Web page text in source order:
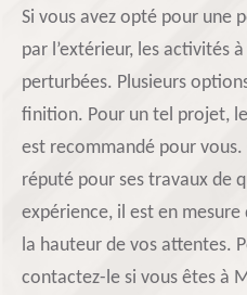
Si vous avez opté pour une
par l’extérieur, les activités
perturbées. Plusieurs
finition. Pour un tel projet,
est recommandé pour vous.
réputé pour ses travaux de
expérience, il est en
la hauteur de vos attentes.
contactez-le si vous êtes à